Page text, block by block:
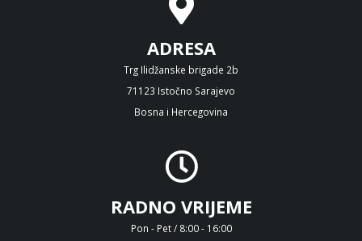
ADRESA
Trg Ilidžanske brigade 2b
71123 Istočno Sarajevo
Bosna i Hercegovina
RADNO VRIJEME
Pon - Pet / 8:00 - 16:00